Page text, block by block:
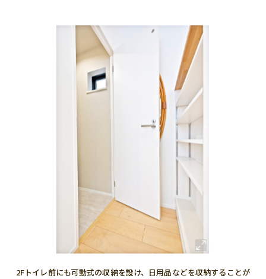
2Fトイレ前にも可動式の収納を設け、日用品などを収納することが